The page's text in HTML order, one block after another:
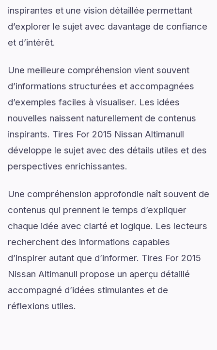
inspirantes et une vision détaillée permettant
d’explorer le sujet avec davantage de confiance
et d’intérêt.
Une meilleure compréhension vient souvent
d’informations structurées et accompagnées
d’exemples faciles à visualiser. Les idées
nouvelles naissent naturellement de contenus
inspirants. Tires For 2015 Nissan Altimanull
développe le sujet avec des détails utiles et des
perspectives enrichissantes.
Une compréhension approfondie naît souvent de
contenus qui prennent le temps d’expliquer
chaque idée avec clarté et logique. Les lecteurs
recherchent des informations capables
d’inspirer autant que d’informer. Tires For 2015
Nissan Altimanull propose un aperçu détaillé
accompagné d’idées stimulantes et de
réflexions utiles.